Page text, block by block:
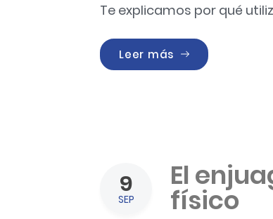
Te explicamos por qué
Leer más «¿HAY QUE
9
SEP
El
físico